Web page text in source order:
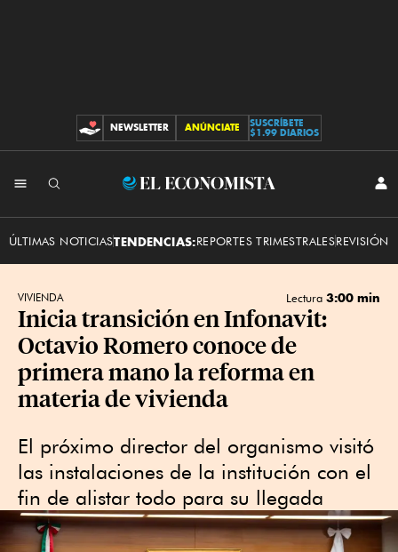
CONTRIBUCIONES
NEWSLETTER ANÚNCIATE
SUSCRÍBETE
$1.99 DIARIOS
El
ÚLTIMAS NOTICIASTENDENCIAS:REPORTES TRIMESTRALESREVISIÓN
VIVIENDA Lectura 3:00 min
Inicia transición en Infonavit:
Octavio Romero conoce de
primera mano la reforma en
materia de vivienda
El próximo director del organismo visitó
las instalaciones de la institución con el
fin de alistar todo para su llegada ­­